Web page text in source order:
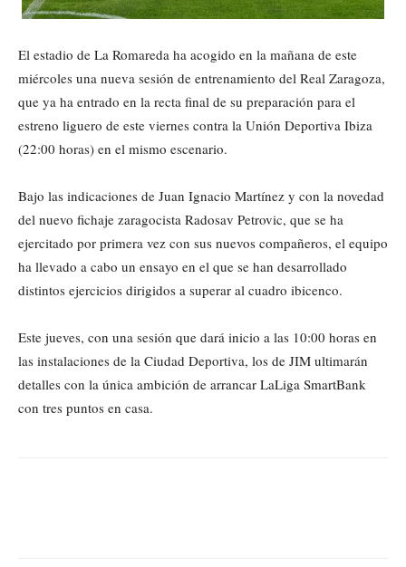
El estadio de La Romareda ha acogido en la mañana de este
miércoles una nueva sesión de entrenamiento del Real Zaragoza,
que ya ha entrado en la recta final de su preparación para el
estreno liguero de este viernes contra la Unión Deportiva Ibiza
(22:00 horas) en el mismo escenario.
Bajo las indicaciones de Juan Ignacio Martínez y con la novedad
del nuevo fichaje zaragocista Radosav Petrovic, que se ha
ejercitado por primera vez con sus nuevos compañeros, el equipo
ha llevado a cabo un ensayo en el que se han desarrollado
distintos ejercicios dirigidos a superar al cuadro ibicenco.
Este jueves, con una sesión que dará inicio a las 10:00 horas en
las instalaciones de la Ciudad Deportiva, los de JIM ultimarán
detalles con la única ambición de arrancar LaLiga SmartBank
con tres puntos en casa.